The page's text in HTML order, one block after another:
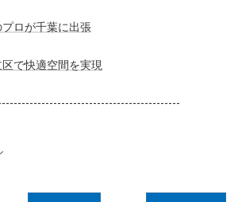
ロが千葉に出張
で快適空間を実現